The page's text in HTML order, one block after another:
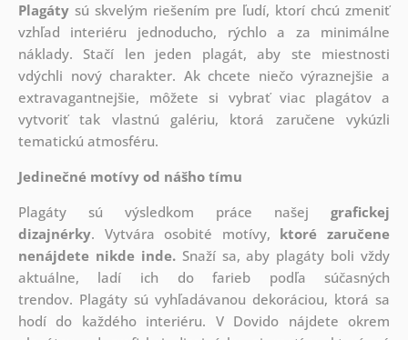
Plagátysú skvelým riešením pre ľudí, ktorí chcú zmeniť
vzhľad interiéru jednoducho, rýchlo a za minimálne
náklady. Stačí len jeden plagát, aby ste miestnosti
vdýchli nový charakter. Ak chcete niečo výraznejšie a
extravagantnejšie, môžete si vybrať viac plagátov a
vytvoriť tak vlastnú galériu, ktorá zaručene vykúzli
tematickú atmosféru.
Jedinečné motívy od nášho tímu
Plagáty sú výsledkom práce našejgrafickej
dizajnérky. Vytvára osobité motívy, ktoré zaručene
nenájdete nikde inde.Snaží sa, aby plagáty boli vždy
aktuálne, ladí ich do farieb podľa súčasných
trendov. Plagáty sú vyhľadávanou dekoráciou, ktorá sa
hodí do každého interiéru. V Dovido nájdete okrem